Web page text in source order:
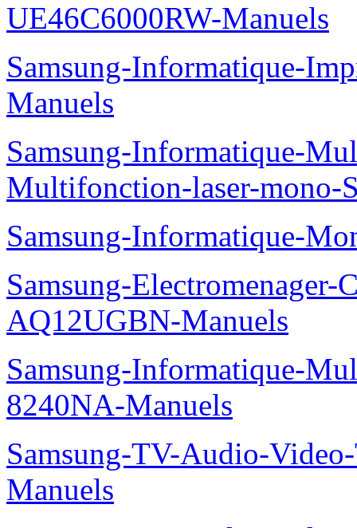
UE46C6000RW-Manuels
Samsung-Informatique-
Manuels
Samsung-Informatique-
Multifonction-laser-mono-
Samsung-Informatique-
Samsung-Electromenager-
AQ12UGBN-Manuels
Samsung-Informatique-
8240NA-Manuels
Samsung-TV-Audio-
Manuels